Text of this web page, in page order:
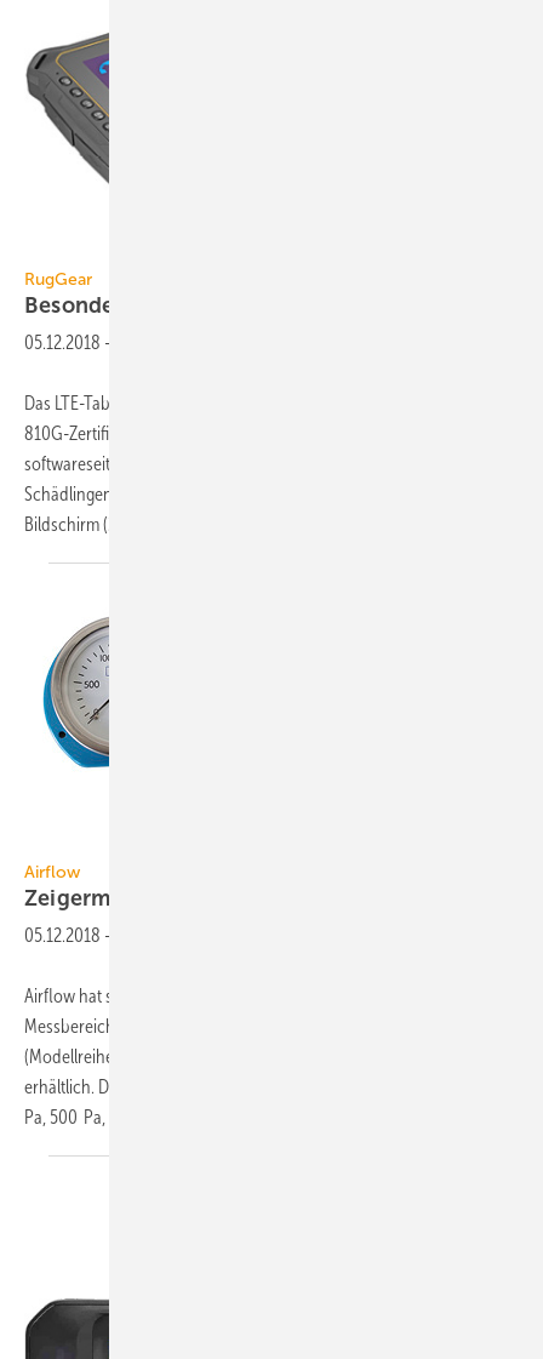
RugGear
Besonders robustes
05.12.2018 -
Das LTE-Tablet RG910 von RugGear ist durch die IP68- und MIL-STD-
810G-Zertifizierungen vor rauen äußeren Einwirkungen und
softwareseitig durch Android 8.1 (Oreo) vor unerwünschten
Schädlingen und Bedrohungen geschützt. Unter dem kapazitiven 8“-
Bildschirm (20,32 cm) mit einer maximalen
Airflow
Zeigermanometer bis 2500
05.12.2018 -
Airflow hat sein Messgeräteportfolio um Zeigermanometer mit einem
Messbereich bis 2500 Pa erweitert. Sie sind in den Größen 63 mm
(Modellreihe MDG) und 100 mm (Modellreihe LDG) Durchmesser
erhältlich. Das bestehende Programm deckt Messbereiche bis 400
Pa, 500 Pa, 1000 Pa sowie 10 kPa ab.